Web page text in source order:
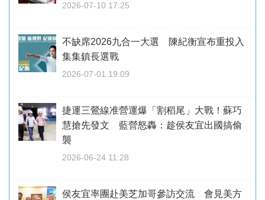
2026-07-10 17:25
不缺席2026九合一大選 陳紀衡宣布重投入
集集鎮長選戰
2026-07-01 19:09
捷運三鶯線准營運爆「割稻尾」大戰！蘇巧
慧搶先發文 藍營怒轟：趁侯友宜出國搞偷
襲
2026-06-24 11:28
侯友宜率團赴美芝加哥參訪交流 會見美方